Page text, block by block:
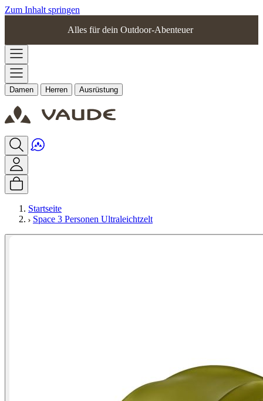
Zum Inhalt springen
Alles für dein Outdoor-Abenteuer
Damen Herren Ausrüstung
Startseite
Space 3 Personen Ultraleichtzelt